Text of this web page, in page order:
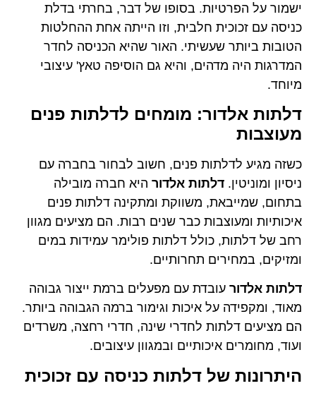
ישמור על הפרטיות. בסופו של דבר, בחרתי בדלת
כניסה עם זכוכית חלבית, וזו הייתה אחת ההחלטות
הטובות ביותר שעשיתי. האור שהיא הכניסה לחדר
המדרגות היה מדהים, והיא גם הוסיפה טאץ' עיצובי
מיוחד.
דלתות אלדור: מומחים לדלתות פנים
מעוצבות
כשזה מגיע לדלתות פנים, חשוב לבחור בחברה עם
ניסיון ומוניטין. דלתות אלדור היא חברה מובילה
בתחום, שמייבאת, משווקת ומתקינה דלתות פנים
איכותיות ומעוצבות כבר שנים רבות. הם מציעים מגוון
רחב של דלתות, כולל דלתות פולימר עמידות במים
ומזיקים, במחירים תחרותיים.
דלתות אלדור עובדת עם מפעלים ברמת ייצור גבוהה
מאוד, ומקפידה על איכות וגימור ברמה הגבוהה ביותר.
הם מציעים דלתות לחדרי שינה, חדרי רחצה, משרדים
ועוד, מחומרים איכותיים ובמגוון עיצובים.
היתרונות של דלתות כניסה עם זכוכית